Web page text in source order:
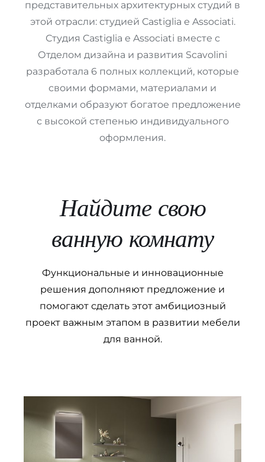
представительных архитектурных студий в
этой отрасли: студией Castiglia e Associati.
Студия Castiglia e Associati вместе с
Отделом дизайна и развития Scavolini
разработала 6 полных коллекций, которые
своими формами, материалами и
отделками образуют богатое предложение
с высокой степенью индивидуального
оформления.
Найдите свою
ванную комнату
Функциональные и инновационные
решения дополняют предложение и
помогают сделать этот амбициозный
проект важным этапом в развитии мебели
для ванной.